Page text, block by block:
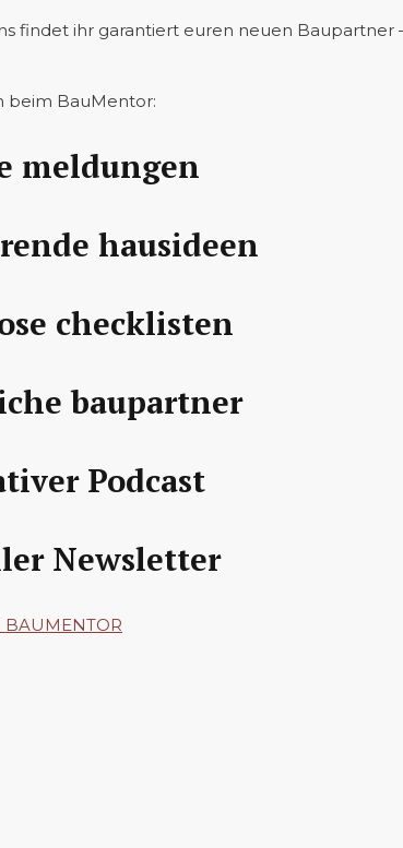
findet ihr garantiert euren neuen
beim BauMentor:
meldungen
hausideen
checklisten
baupartner
Podcast
Newsletter
BAUMENTOR